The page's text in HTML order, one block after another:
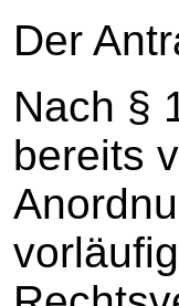
Der
Nach §
bereits